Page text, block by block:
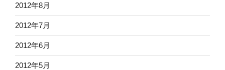
2012年8月
2012年7月
2012年6月
2012年5月